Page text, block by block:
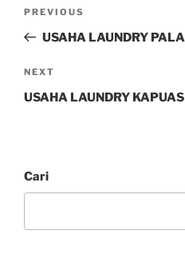
PREVIOUS
USAHA LAUNDRY
NEXT
USAHA LAUNDRY
Cari